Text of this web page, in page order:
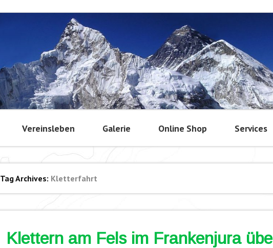
Vereinsleben Galerie Online Shop Services
Tag Archives: Kletterfahrt
Klettern am Fels im Frankenjura